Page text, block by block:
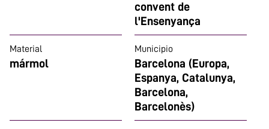
convent de
l'Ensenyança
Material
mármol
Municipio
Barcelona (Europa,
Espanya, Catalunya,
Barcelona,
Barcelonès)